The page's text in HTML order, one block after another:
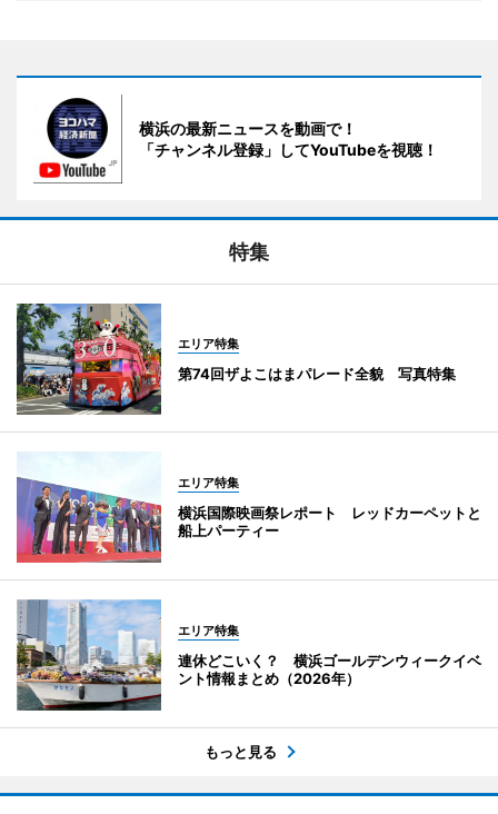
横浜の最新ニュースを動画で！
「チャンネル登録」してYouTubeを視聴！
特集
エリア特集
第74回ザよこはまパレード全貌 写真特集
エリア特集
横浜国際映画祭レポート レッドカーペットと
船上パーティー
エリア特集
連休どこいく？ 横浜ゴールデンウィークイベ
ント情報まとめ（2026年）
もっと見る